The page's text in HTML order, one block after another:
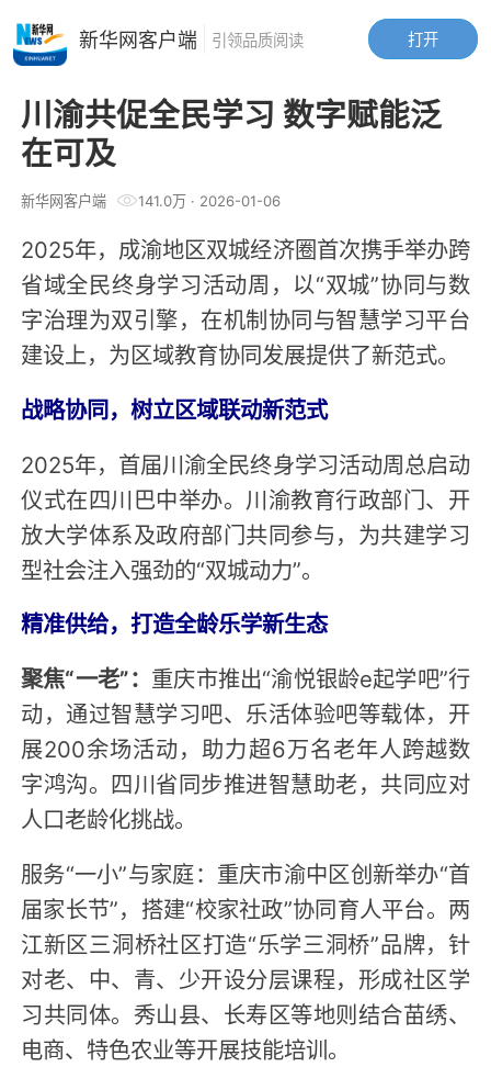
川渝共促全民学习 数字赋能泛
在可及
新华网客户端 141.0万· 2026-01-06
2025年，成渝地区双城经济圈首次携手举办跨
省域全民终身学习活动周，以“双城”协同与数
字治理为双引擎，在机制协同与智慧学习平台
建设上，为区域教育协同发展提供了新范式。
战略协同，树立区域联动新范式
2025年，首届川渝全民终身学习活动周总启动
仪式在四川巴中举办。川渝教育行政部门、开
放大学体系及政府部门共同参与，为共建学习
型社会注入强劲的“双城动力”。
精准供给，打造全龄乐学新生态
聚焦“一老”： 重庆市推出“渝悦银龄e起学吧”行
动，通过智慧学习吧、乐活体验吧等载体，开
展200余场活动，助力超6万名老年人跨越数
字鸿沟。四川省同步推进智慧助老，共同应对
人口老龄化挑战。
服务“一小”与家庭：重庆市渝中区创新举办“首
届家长节”，搭建“校家社政”协同育人平台。两
江新区三洞桥社区打造“乐学三洞桥”品牌，针
对老、中、青、少开设分层课程，形成社区学
习共同体。秀山县、长寿区等地则结合苗绣、
电商、特色农业等开展技能培训。
打开
新华网客户端 引领品质阅读